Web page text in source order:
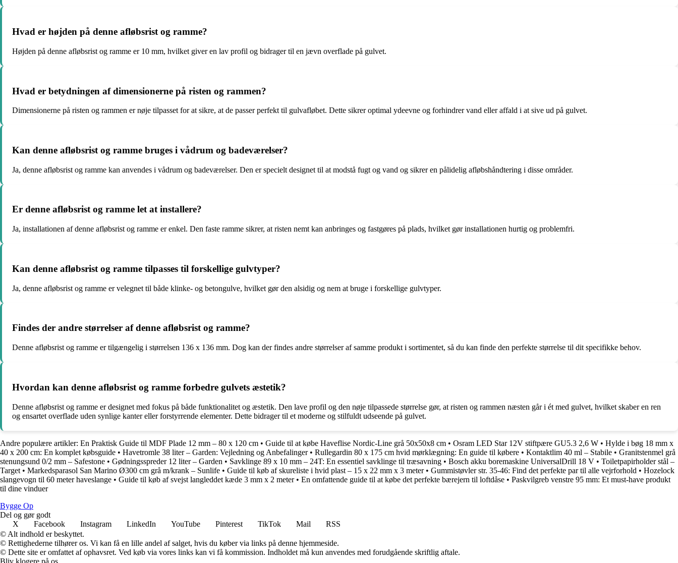
Hvad er højden på denne afløbsrist og ramme?
Højden på denne afløbsrist og ramme er 10 mm, hvilket giver en lav profil og bidrager til en jævn overflade på gulvet.
Hvad er betydningen af dimensionerne på risten og rammen?
Dimensionerne på risten og rammen er nøje tilpasset for at sikre, at de passer perfekt til gulvafløbet. Dette sikrer optimal ydeevne og forhindrer vand eller affald i at sive ud på gulvet.
Kan denne afløbsrist og ramme bruges i vådrum og badeværelser?
Ja, denne afløbsrist og ramme kan anvendes i vådrum og badeværelser. Den er specielt designet til at modstå fugt og vand og sikrer en pålidelig afløbshåndtering i disse områder.
Er denne afløbsrist og ramme let at installere?
Ja, installationen af denne afløbsrist og ramme er enkel. Den faste ramme sikrer, at risten nemt kan anbringes og fastgøres på plads, hvilket gør installationen hurtig og problemfri.
Kan denne afløbsrist og ramme tilpasses til forskellige gulvtyper?
Ja, denne afløbsrist og ramme er velegnet til både klinke- og betongulve, hvilket gør den alsidig og nem at bruge i forskellige gulvtyper.
Findes der andre størrelser af denne afløbsrist og ramme?
Denne afløbsrist og ramme er tilgængelig i størrelsen 136 x 136 mm. Dog kan der findes andre størrelser af samme produkt i sortimentet, så du kan finde den perfekte størrelse til dit specifikke behov.
Hvordan kan denne afløbsrist og ramme forbedre gulvets æstetik?
Denne afløbsrist og ramme er designet med fokus på både funktionalitet og æstetik. Den lave profil og den nøje tilpassede størrelse gør, at risten og rammen næsten går i ét med gulvet, hvilket skaber en ren
og ensartet overflade uden synlige kanter eller forstyrrende elementer. Dette bidrager til et moderne og stilfuldt udseende på gulvet.
Andre populære artikler: En Praktisk Guide til MDF Plade 12 mm – 80 x 120 cm • Guide til at købe Haveflise Nordic-Line grå 50x50x8 cm • Osram LED Star 12V stiftpære GU5.3 2,6 W • Hylde i bøg 18 mm x
40 x 200 cm: En komplet købsguide • Havetromle 38 liter – Garden: Vejledning og Anbefalinger• Rullegardin 80 x 175 cm hvid mørklægning: En guide til købere • Kontaktlim 40 ml – Stabile • Granitstenmel grå
stenungsund 0/2 mm – Safestone • Gødningsspreder 12 liter – Garden • Savklinge 89 x 10 mm – 24T: En essentiel savklinge til træsavning • Bosch akku boremaskine UniversalDrill 18 V • Toiletpapirholder stål –
Target • Markedsparasol San Marino Ø300 cm grå m/krank – Sunlife • Guide til køb af skureliste i hvid plast – 15 x 22 mm x 3 meter• Gummistøvler str. 35-46: Find det perfekte par til alle vejrforhold • Hozelock
slangevogn til 60 meter haveslange • Guide til køb af svejst langleddet kæde 3 mm x 2 meter• En omfattende guide til at købe det perfekte bærejern til loftdåse • Paskvilgreb venstre 95 mm: Et must-have produkt
til dine vinduer
Bygge Op
Del og gør godt
X
Facebook Instagram LinkedIn YouTube Pinterest TikTok Mail
RSS
© Alt indhold er beskyttet.
© Rettighederne tilhører os. Vi kan få en lille andel af salget, hvis du køber via links på denne hjemmeside.
© Dette site er omfattet af ophavsret. Ved køb via vores links kan vi få kommission. Indholdet må kun anvendes med forudgående skriftlig aftale.
Bliv klogere på os